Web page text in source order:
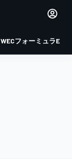
WECフォーミュラE